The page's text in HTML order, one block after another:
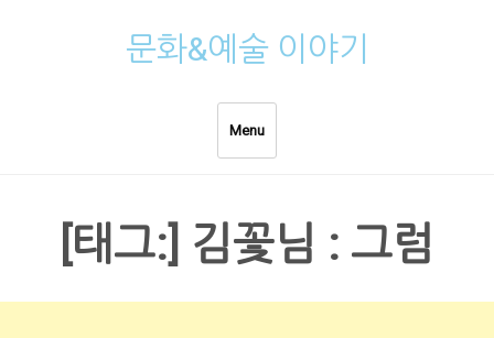
문화&예술 이야기
Menu
[태그:] 김꽃님 : 그럼